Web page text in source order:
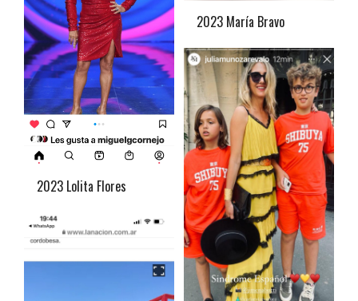
2023 María Bravo
2023 Lolita Flores